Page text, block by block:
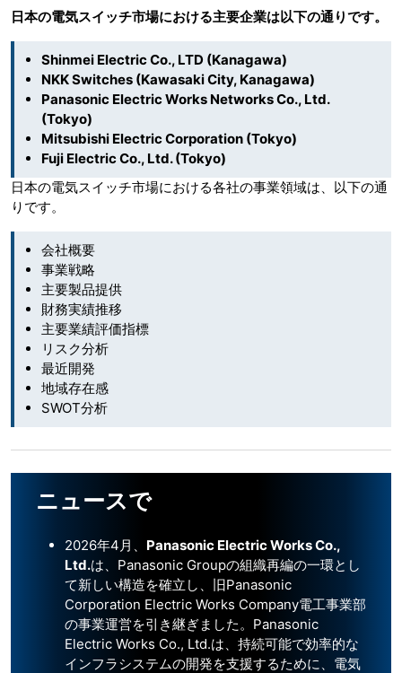
日本の電気スイッチ市場における主要企業は以下の通りです。
Shinmei Electric Co., LTD (Kanagawa)
NKK Switches (Kawasaki City, Kanagawa)
Panasonic Electric Works Networks Co., Ltd.
(Tokyo)
Mitsubishi Electric Corporation (Tokyo)
Fuji Electric Co., Ltd. (Tokyo)
日本の電気スイッチ市場における各社の事業領域は、以下の通
りです。
会社概要
事業戦略
主要製品提供
財務実績推移
主要業績評価指標
リスク分析
最近開発
地域存在感
SWOT分析
ニュースで
2026年4月、 Panasonic Electric Works Co.,
Ltd.は、Panasonic Groupの組織再編の一環とし
て新しい構造を確立し、旧Panasonic
Corporation Electric Works Company電工事業部
の事業運営を引き継ぎました。Panasonic
Electric Works Co., Ltd.は、持続可能で効率的な
インフラシステムの開発を支援するために、電気